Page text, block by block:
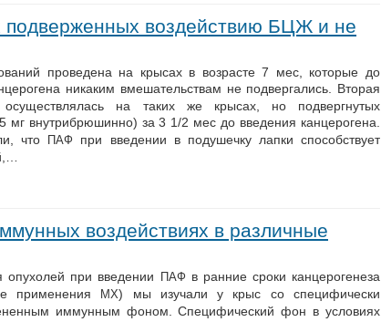
подверженных воздействию БЦЖ и не
проведена на крысах в возрасте 7 мес, которые до
никаким вмешательствам не подвергались. Вторая
осуществлялась на таких же крысах, но подвергнутых
мг внутрибрюшинно) за 3 1/2 мес до введения канцерогена.
что
ПАФ
при введении в подушечку лапки способствует
воздействиях в различные
опухолей при введении ПАФ в ранние сроки канцерогенеза
применения
MX) мы изучали у крыс со специфически
иммунным фоном. Специфический фон в условиях